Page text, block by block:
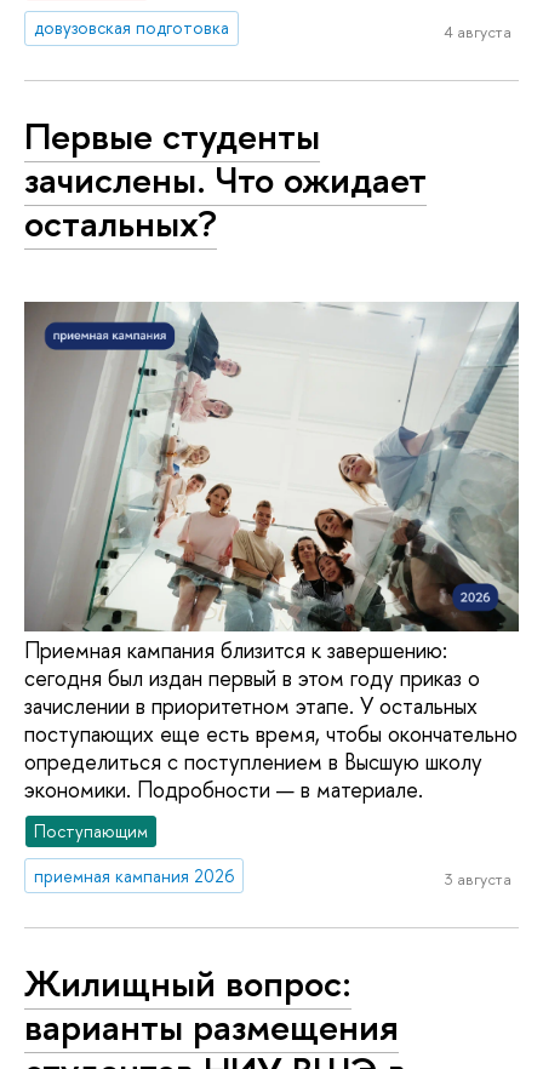
довузовская подготовка
4 августа
Первые студенты
зачислены. Что ожидает
остальных?
Приемная кампания близится к завершению:
сегодня был издан первый в этом году приказ о
зачислении в приоритетном этапе. У остальных
поступающих еще есть время, чтобы окончательно
определиться с поступлением в Высшую школу
экономики. Подробности — в материале.
Поступающим
приемная кампания 2026
3 августа
Жилищный вопрос:
варианты размещения